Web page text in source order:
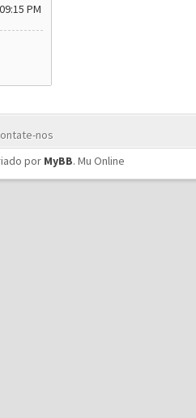
PM
nos
por MyBB. Mu Online